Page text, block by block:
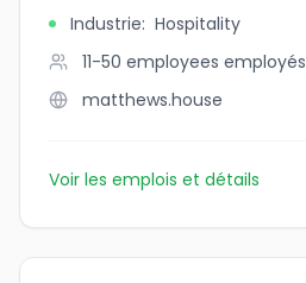
Industrie: Hospitality
11-50 employees employés
matthews.house
Voir les emplois et détails